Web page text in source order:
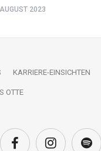
2023
KARRIERE-EINSICHTEN
OTTE